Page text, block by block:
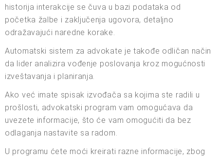
historija interakcije se čuva u bazi podataka od
početka žalbe i zaključenja ugovora, detaljno
odražavajući naredne korake.
Automatski sistem za advokate je takođe odličan način
da lider analizira vođenje poslovanja kroz mogućnosti
izveštavanja i planiranja.
Ako već imate spisak izvođača sa kojima ste radili u
prošlosti, advokatski program vam omogućava da
uvezete informacije, što će vam omogućiti da bez
odlaganja nastavite sa radom.
U programu ćete moći kreirati razne informacije, zbog